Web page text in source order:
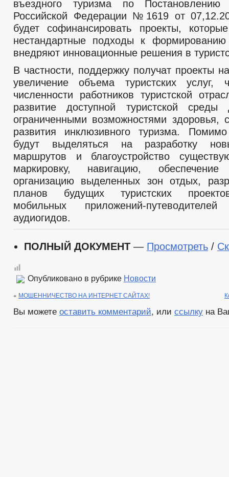
въездного туризма по Постановлению
Российской Федерации №1619 от
будет софинансировать проекты,
нестандартные подходы к формированию
внедряют инновационные решения в
В частности, поддержку получат проекты
увеличение объема туристских услуг,
численности работников туристской
развитие доступной туристской
ограниченными возможностями здоровья,
развития инклюзивного туризма.
будут выделяться на разработку
маршрутов и благоустройство
маркировку, навигацию, обеспечение
организацию выделенных зон отдых,
планов будущих туристских
мобильных приложений-
аудиогидов.
ПОЛНЫЙ ДОКУМЕНТ — Просмотреть /
Опубликовано в рубрике Новости
« МОШЕННИЧЕСТВО НА ИНТЕРНЕТ САЙТАХ!
Вы можете оставить комментарий, или ссылку на